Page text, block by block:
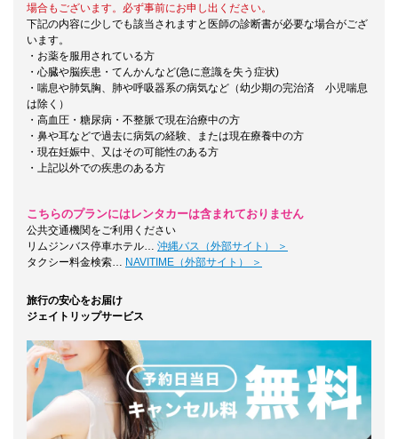
場合もございます。必ず事前にお申し出ください。
下記の内容に少しでも該当されますと医師の診断書が必要な場合がござ
います。
・お薬を服用されている方
・心臓や脳疾患・てんかんなど(急に意識を失う症状)
・喘息や肺気胸、肺や呼吸器系の病気など（幼少期の完治済 小児喘息
は除く）
・高血圧・糖尿病・不整脈で現在治療中の方
・鼻や耳などで過去に病気の経験、または現在療養中の方
・現在妊娠中、又はその可能性のある方
・上記以外での疾患のある方
こちらのプランにはレンタカーは含まれておりません
公共交通機関をご利用ください
リムジンバス停車ホテル… 沖縄バス（外部サイト） ＞
タクシー料金検索… NAVITIME（外部サイト） ＞
旅行の安心をお届け
ジェイトリップサービス